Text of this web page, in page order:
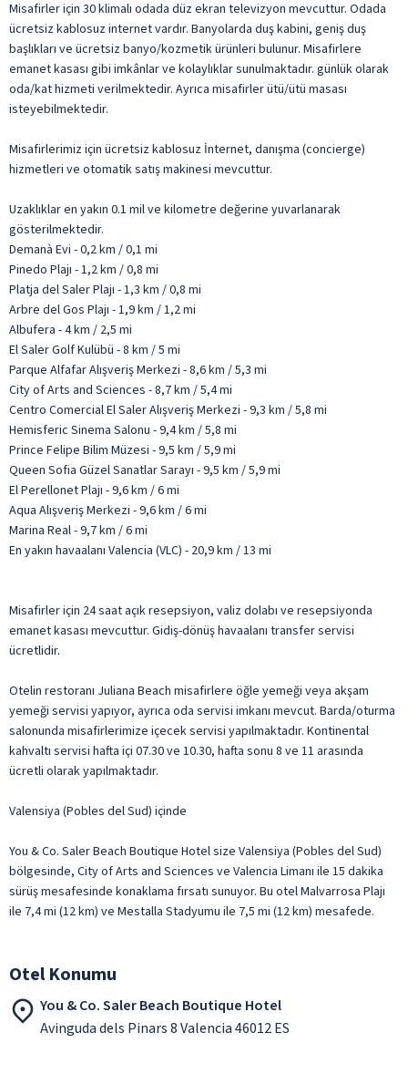
Misafirler için 30 klimalı odada düz ekran televizyon mevcuttur. Odada
ücretsiz kablosuz internet vardır. Banyolarda duş kabini, geniş duş
başlıkları ve ücretsiz banyo/kozmetik ürünleri bulunur. Misafirlere
emanet kasası gibi imkânlar ve kolaylıklar sunulmaktadır. günlük olarak
oda/kat hizmeti verilmektedir. Ayrıca misafirler ütü/ütü masası
isteyebilmektedir.
Misafirlerimiz için ücretsiz kablosuz İnternet, danışma (concierge)
hizmetleri ve otomatik satış makinesi mevcuttur.
Uzaklıklar en yakın 0.1 mil ve kilometre değerine yuvarlanarak
gösterilmektedir.
Demanà Evi - 0,2 km / 0,1 mi
Pinedo Plajı - 1,2 km / 0,8 mi
Platja del Saler Plajı - 1,3 km / 0,8 mi
Arbre del Gos Plajı - 1,9 km / 1,2 mi
Albufera - 4 km / 2,5 mi
El Saler Golf Kulübü - 8 km / 5 mi
Parque Alfafar Alışveriş Merkezi - 8,6 km / 5,3 mi
City of Arts and Sciences - 8,7 km / 5,4 mi
Centro Comercial El Saler Alışveriş Merkezi - 9,3 km / 5,8 mi
Hemisferic Sinema Salonu - 9,4 km / 5,8 mi
Prince Felipe Bilim Müzesi - 9,5 km / 5,9 mi
Queen Sofia Güzel Sanatlar Sarayı - 9,5 km / 5,9 mi
El Perellonet Plajı - 9,6 km / 6 mi
Aqua Alışveriş Merkezi - 9,6 km / 6 mi
Marina Real - 9,7 km / 6 mi
En yakın havaalanı Valencia (VLC) - 20,9 km / 13 mi
Misafirler için 24 saat açık resepsiyon, valiz dolabı ve resepsiyonda
emanet kasası mevcuttur. Gidiş-dönüş havaalanı transfer servisi
ücretlidir.
Otelin restoranı Juliana Beach misafirlere öğle yemeği veya akşam
yemeği servisi yapıyor, ayrıca oda servisi imkanı mevcut. Barda/oturma
salonunda misafirlerimize içecek servisi yapılmaktadır. Kontinental
kahvaltı servisi hafta içi 07.30 ve 10.30, hafta sonu 8 ve 11 arasında
ücretli olarak yapılmaktadır.
Valensiya (Pobles del Sud) içinde
You & Co. Saler Beach Boutique Hotel size Valensiya (Pobles del Sud)
bölgesinde, City of Arts and Sciences ve Valencia Limanı ile 15 dakika
sürüş mesafesinde konaklama fırsatı sunuyor. Bu otel Malvarrosa Plajı
ile 7,4 mi (12 km) ve Mestalla Stadyumu ile 7,5 mi (12 km) mesafede.
Otel Konumu
You & Co. Saler Beach Boutique Hotel
Avinguda dels Pinars 8 Valencia 46012 ES